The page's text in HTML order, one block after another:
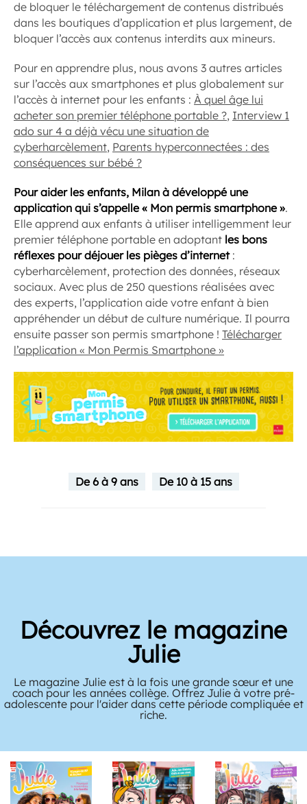
de bloquer le téléchargement de contenus distribués
dans les boutiques d’application et plus largement, de
bloquer l’accès aux contenus interdits aux mineurs.
Pour en apprendre plus, nous avons 3 autres articles
sur l’accès aux smartphones et plus globalement sur
l’accès à internet pour les enfants : À quel âge lui
acheter son premier téléphone portable ?, Interview 1
ado sur 4 a déjà vécu une situation de
cyberharcèlement, Parents hyperconnectées : des
conséquences sur bébé ?
Pour aider les enfants, Milan à développé une
application qui s’appelle « Mon permis smartphone ».
Elle apprend aux enfants à utiliser intelligemment leur
premier téléphone portable en adoptant les bons
réflexes pour déjouer les pièges d’internet :
cyberharcèlement, protection des données, réseaux
sociaux. Avec plus de 250 questions réalisées avec
des experts, l’application aide votre enfant à bien
appréhender un début de culture numérique. Il pourra
ensuite passer son permis smartphone ! Télécharger
l’application « Mon Permis Smartphone »
De 6 à 9 ans De 10 à 15 ans
Découvrez le magazine
Julie
Le magazine Julie est à la fois une grande sœur et une
coach pour les années collège. Offrez Julie à votre pré-
adolescente pour l'aider dans cette période compliquée et
riche.